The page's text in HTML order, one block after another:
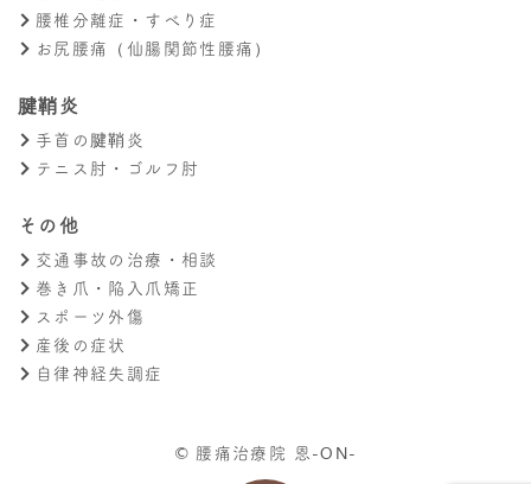
腰椎分離症・すべり症
お尻腰痛（仙腸関節性腰痛）
腱鞘炎
手首の腱鞘炎
テニス肘・ゴルフ肘
その他
交通事故の治療・相談
巻き爪・陥入爪矯正
スポーツ外傷
産後の症状
自律神経失調症
© 腰痛治療院 恩-ON-